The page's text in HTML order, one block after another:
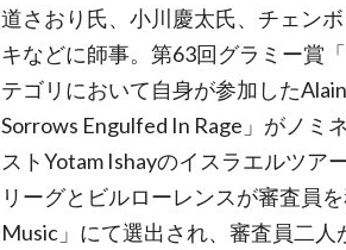
道さおり氏、小川慶太氏、チェン
キなどに師事。第63回グラミー賞
テゴリにおいて自身が参加した
Sorrows Engulfed In Rage」がノミ
ストYotam Ishayのイスラエルツア
リーグとビルローレンスが審査員
Music」にて選出され、審査員二